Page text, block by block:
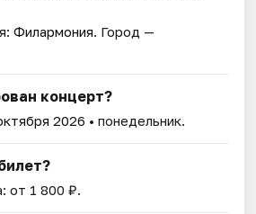
Филармония. Город —
концерт?
2026 • понедельник.
от 1 800 ₽.